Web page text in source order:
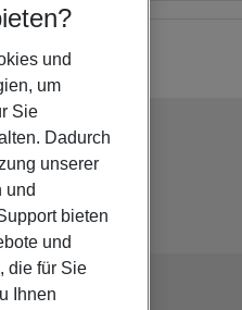
C
A
und
um
Sie
Dadurch
unserer
und
bieten
und
die für Sie
Ihnen